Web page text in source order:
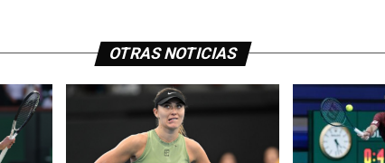
OTRAS NOTICIAS